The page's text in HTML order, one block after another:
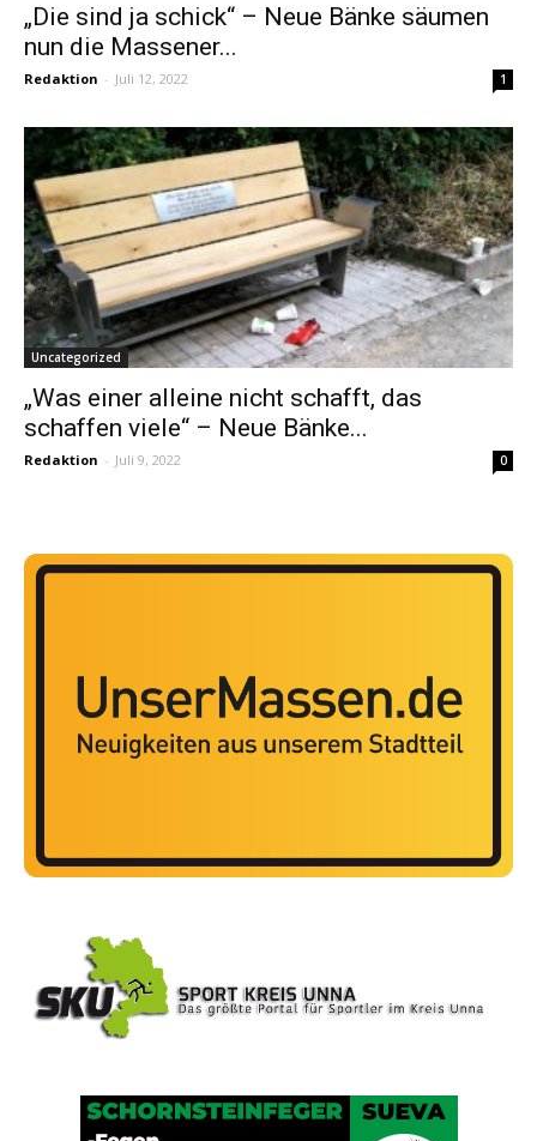
„Die sind ja schick“ – Neue Bänke säumen
nun die Massener...
Redaktion - Juli 12, 2022 1
Uncategorized
„Was einer alleine nicht schafft, das
schaffen viele“ – Neue Bänke...
Redaktion - Juli 9, 2022 0